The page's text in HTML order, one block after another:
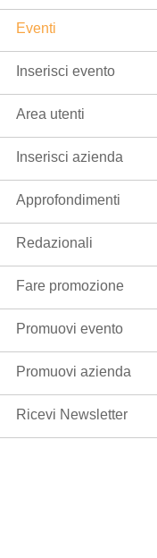
Eventi
Inserisci evento
Area utenti
Inserisci azienda
Approfondimenti
Redazionali
Fare promozione
Promuovi evento
Promuovi azienda
Ricevi Newsletter